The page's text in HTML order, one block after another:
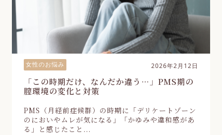
女性のお悩み 2026年2月12日
「この時期だけ、なんだか違う…」PMS期の
膣環境の変化と対策
PMS（月経前症候群）の時期に「デリケートゾーン
のにおいやムレが気になる」「かゆみや違和感があ
る」と感じたこと...